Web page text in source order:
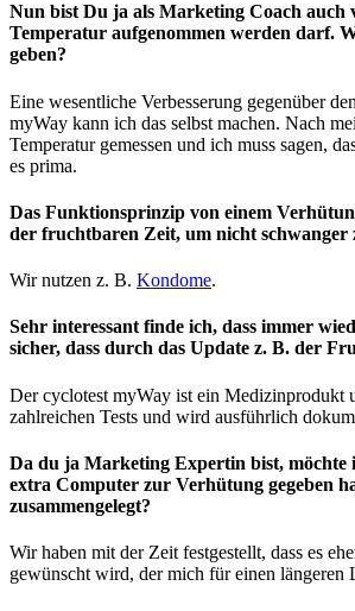
Nun bist Du ja als Marketing Coach auch
Temperatur aufgenommen werden darf.
geben?
Eine wesentliche Verbesserung gegenüber
myWay kann ich das selbst machen. Nach
Temperatur gemessen und ich muss sagen,
es prima.
Das Funktionsprinzip von einem
der fruchtbaren Zeit, um nicht schwanger
Wir nutzen z. B. Kondome.
Sehr interessant finde ich, dass immer
sicher, dass durch das Update z. B. der
Der cyclotest myWay ist ein Medizinprodukt
zahlreichen Tests und wird ausführlich
Da du ja Marketing Expertin bist, möchte
extra Computer zur Verhütung gegeben
zusammengelegt?
Wir haben mit der Zeit festgestellt, dass es
gewünscht wird, der mich für einen